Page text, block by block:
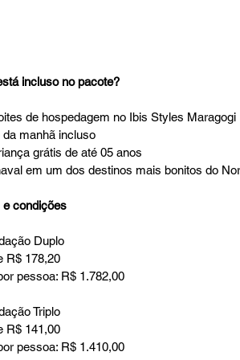
incluso no pacote?
de hospedagem no Ibis Styles Maragogi
manhã incluso
grátis de até 05 anos
em um dos destinos mais bonitos do
e condições
Duplo
R$ 178,20
pessoa: R$ 1.782,00
Triplo
R$ 141,00
pessoa: R$ 1.410,00